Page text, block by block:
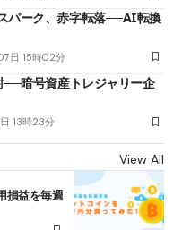
パーク、赤字転落──AI転換
日 15時02分
──暗号資産トレジャリー企
13時23分
View All
損益を毎週